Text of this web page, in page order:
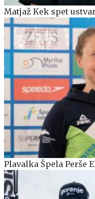
Matjaž Kek spet
Plavalka Špela Perše